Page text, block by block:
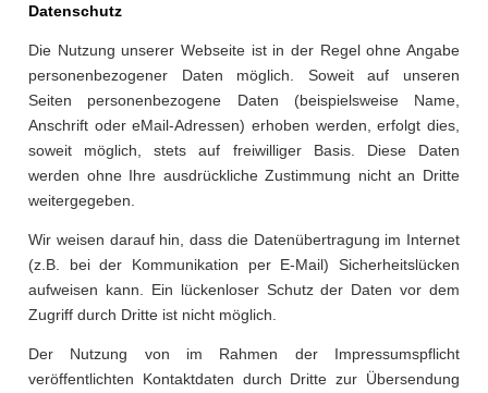
Datenschutz
Die Nutzung unserer Webseite ist in der Regel ohne Angabe
personenbezogener Daten möglich. Soweit auf unseren
Seiten personenbezogene Daten (beispielsweise Name,
Anschrift oder eMail-Adressen) erhoben werden, erfolgt dies,
soweit möglich, stets auf freiwilliger Basis. Diese Daten
werden ohne Ihre ausdrückliche Zustimmung nicht an Dritte
weitergegeben.
Wir weisen darauf hin, dass die Datenübertragung im Internet
(z.B. bei der Kommunikation per E-Mail) Sicherheitslücken
aufweisen kann. Ein lückenloser Schutz der Daten vor dem
Zugriff durch Dritte ist nicht möglich.
Der Nutzung von im Rahmen der Impressumspflicht
veröffentlichten Kontaktdaten durch Dritte zur Übersendung